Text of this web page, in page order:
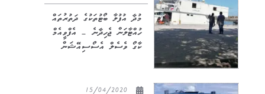
މުދާ އުފުލާ ބޯޓުތަކުގެ ދަތުރުތައް
ހުއްޓާލަން ޖެހިދާނެ – އެފްވީއެމް
ކާގޯ ވެސެލް އެސޯސިއޭޝަން